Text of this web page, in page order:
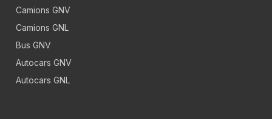
Camions GNV
Camions GNL
Bus GNV
Autocars GNV
Autocars GNL